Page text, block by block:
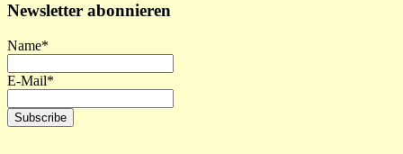
Newsletter abonnieren
Name*
E-Mail*